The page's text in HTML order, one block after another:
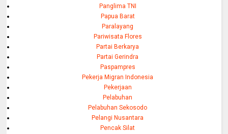
Panglima TNI
Papua Barat
Paralayang
Pariwisata Flores
Partai Berkarya
Partai Gerindra
Paspampres
Pekerja Migran Indonesia
Pekerjaan
Pelabuhan
Pelabuhan Sekosodo
Pelangi Nusantara
Pencak Silat